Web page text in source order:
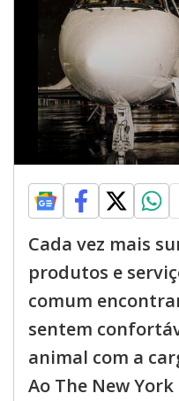
Cada vez mais
produtos e
comum
sentem
animal com a
Ao The New